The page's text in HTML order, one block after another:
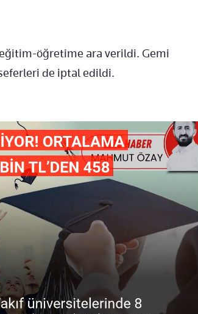
öğretime ara verildi. Gemi
de iptal edildi.